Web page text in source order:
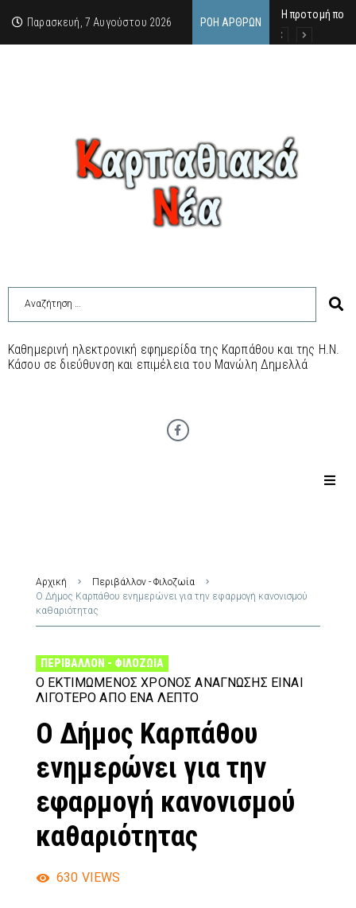
Παρασκευή, 7 Αυγούστου 2026 ΡΟΉ ΆΡΘΡΩΝ
Η προτομή που
Ο αιώνιος
Δικαστική
Καθημερινή ηλεκτρονική εφημερίδα της Καρπάθου και της Η.Ν.
Κάσου σε διεύθυνση και επιμέλεια του Μανώλη Δημελλά
Αρχική
Περιβάλλον - Φιλοζωία
Ο Δήμος Καρπάθου ενημερώνει για την εφαρμογή κανονισμού
καθαριότητας
ΠΕΡΙΒΆΛΛΟΝ - ΦΙΛΟΖΩΊΑ
Ο ΕΚΤΙΜΏΜΕΝΟΣ ΧΡΌΝΟΣ ΑΝΆΓΝΩΣΗΣ ΕΊΝΑΙ
ΛΙΓΌΤΕΡΟ ΑΠΌ ΈΝΑ ΛΕΠΤΌ
Ο Δήμος Καρπάθου
ενημερώνει για την
εφαρμογή κανονισμού
καθαριότητας
630 VIEWS